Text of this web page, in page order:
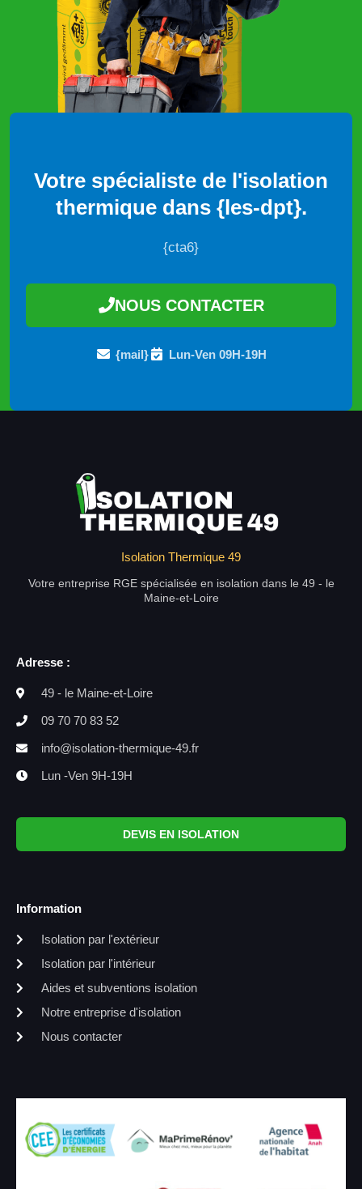
Votre spécialiste de l'isolation
thermique dans {les-dpt}.
{cta6}
NOUS CONTACTER
{mail} Lun-Ven 09H-19H
Isolation Thermique 49
Votre entreprise RGE spécialisée en isolation dans le 49 - le
Maine-et-Loire
Adresse :
49 - le Maine-et-Loire
09 70 70 83 52
info@isolation-thermique-49.fr
Lun -Ven 9H-19H
DEVIS EN ISOLATION
Information
Isolation par l'extérieur
Isolation par l'intérieur
Aides et subventions isolation
Notre entreprise d'isolation
Nous contacter